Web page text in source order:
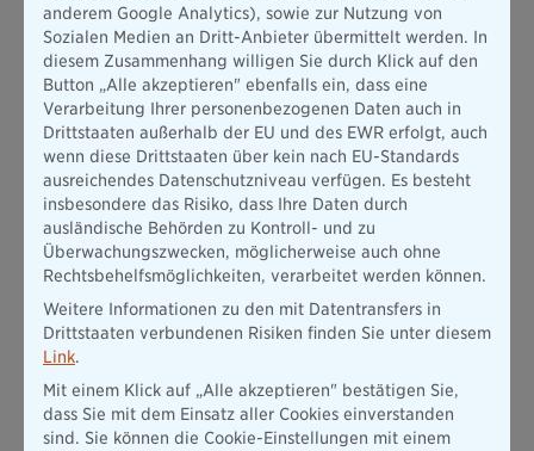
anderem Google Analytics), sowie zur Nutzung von
Sozialen Medien an Dritt-Anbieter übermittelt werden. In
diesem Zusammenhang willigen Sie durch Klick auf den
Button „Alle akzeptieren" ebenfalls ein, dass eine
Verarbeitung Ihrer personenbezogenen Daten auch in
Drittstaaten außerhalb der EU und des EWR erfolgt, auch
wenn diese Drittstaaten über kein nach EU-Standards
ausreichendes Datenschutzniveau verfügen. Es besteht
insbesondere das Risiko, dass Ihre Daten durch
ausländische Behörden zu Kontroll- und zu
Überwachungszwecken, möglicherweise auch ohne
Rechtsbehelfsmöglichkeiten, verarbeitet werden können.
Weitere Informationen zu den mit Datentransfers in
Drittstaaten verbundenen Risiken finden Sie unter diesem
Link.
Mit einem Klick auf „Alle akzeptieren" bestätigen Sie,
dass Sie mit dem Einsatz aller Cookies einverstanden
sind. Sie können die Cookie-Einstellungen mit einem